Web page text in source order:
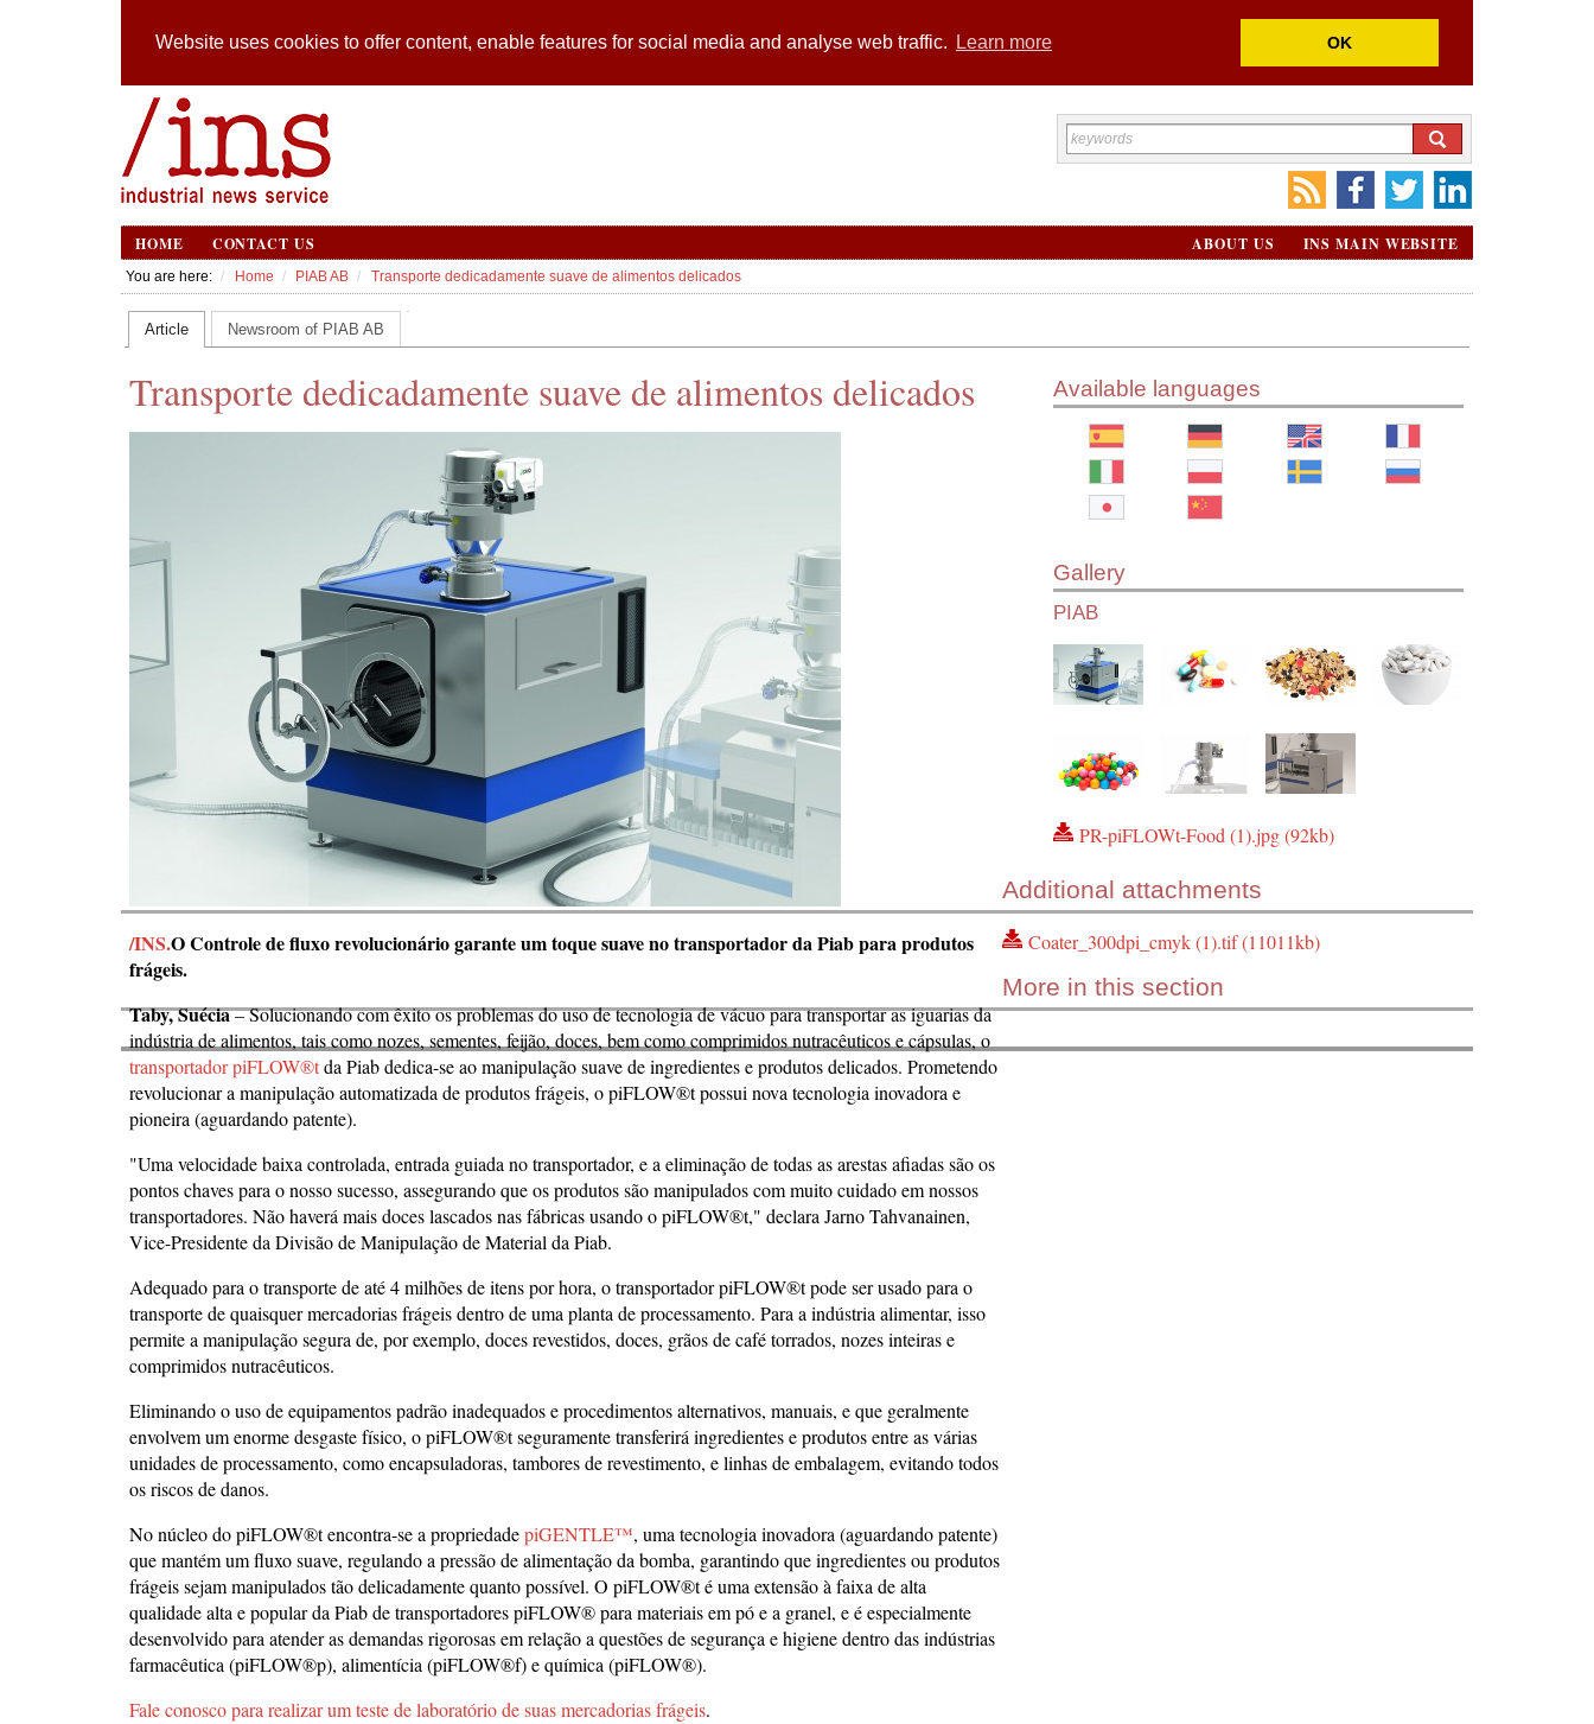
Website uses cookies to offer content, enable features for social media and analyse web traffic. Learn more OK
HOME CONTACT US INS MAIN WEBSITE
ABOUT US
You are here: Home PIAB AB Transporte dedicadamente suave de alimentos delicados
Article Newsroom of PIAB AB
Transporte dedicadamente suave de alimentos delicados
/INS.O Controle de fluxo revolucionário garante um toque suave no transportador da Piab para produtos
frágeis.
Taby, Suécia– Solucionando com êxito os problemas do uso de tecnologia de vácuo para transportar as iguarias da
indústria de alimentos, tais como nozes, sementes, feijão, doces, bem como comprimidos nutracêuticos e cápsulas, o
transportador piFLOW®tda Piab dedica-se ao manipulação suave de ingredientes e produtos delicados. Prometendo
revolucionar a manipulação automatizada de produtos frágeis, o piFLOW®t possui nova tecnologia inovadora e
pioneira (aguardando patente).
"Uma velocidade baixa controlada, entrada guiada no transportador, e a eliminação de todas as arestas afiadas são os
pontos chaves para o nosso sucesso, assegurando que os produtos são manipulados com muito cuidado em nossos
transportadores. Não haverá mais doces lascados nas fábricas usando o piFLOW®t," declara Jarno Tahvanainen,
Vice-Presidente da Divisão de Manipulação de Material da Piab.
Adequado para o transporte de até 4 milhões de itens por hora, o transportador piFLOW®t pode ser usado para o
transporte de quaisquer mercadorias frágeis dentro de uma planta de processamento. Para a indústria alimentar, isso
permite a manipulação segura de, por exemplo, doces revestidos, doces, grãos de café torrados, nozes inteiras e
comprimidos nutracêuticos.
Eliminando o uso de equipamentos padrão inadequados e procedimentos alternativos, manuais, e que geralmente
envolvem um enorme desgaste físico, o piFLOW®t seguramente transferirá ingredientes e produtos entre as várias
unidades de processamento, como encapsuladoras, tambores de revestimento, e linhas de embalagem, evitando todos
os riscos de danos.
No núcleo do piFLOW®t encontra-se a propriedadepiGENTLE™, uma tecnologia inovadora (aguardando patente)
que mantém um fluxo suave, regulando a pressão de alimentação da bomba, garantindo que ingredientes ou produtos
frágeis sejam manipulados tão delicadamente quanto possível. O piFLOW®t é uma extensão à faixa de alta
qualidade alta e popular da Piab de transportadores piFLOW® para materiais em pó e a granel, e é especialmente
desenvolvido para atender as demandas rigorosas em relação a questões de segurança e higiene dentro das indústrias
farmacêutica (piFLOW®p), alimentícia (piFLOW®f) e química (piFLOW®).
Fale conosco para realizar um teste de laboratório de suas mercadorias frágeis.
Available languages
Gallery
PIAB
PR-piFLOWt-Food (1).jpg (92kb)
Additional attachments
Coater_300dpi_cmyk (1).tif (11011kb)
More in this section